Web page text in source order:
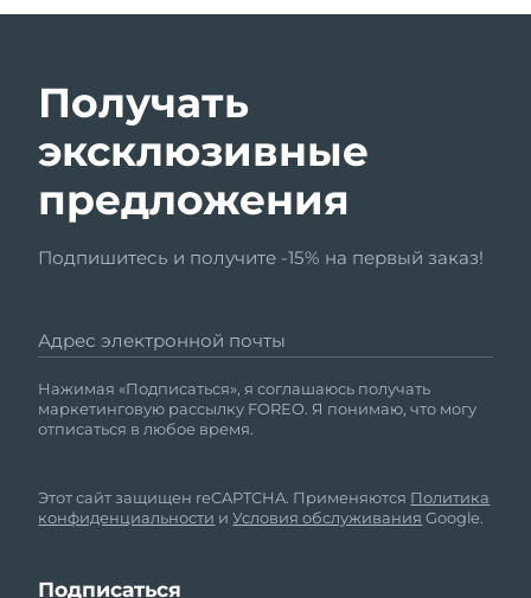
Получать
эксклюзивные
предложения
Подпишитесь и получите -15% на первый заказ!
Адрес электронной почты
Нажимая «Подписаться», я соглашаюсь получать
маркетинговую рассылку FOREO. Я понимаю, что могу
отписаться в любое время.
Этот сайт защищен reCAPTCHA. Применяются Политика
конфиденциальности иУсловия обслуживания Google.